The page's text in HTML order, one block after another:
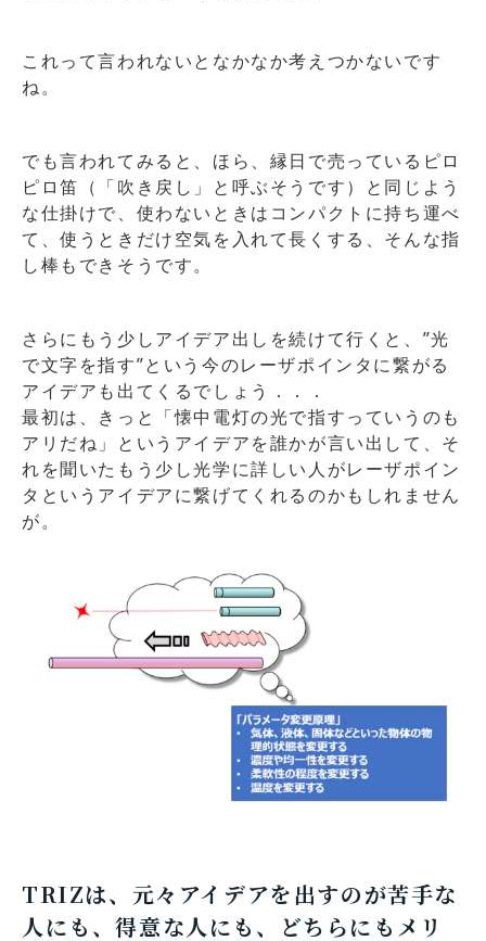
これって言われないとなかなか考えつかないです
ね。
でも言われてみると、ほら、縁日で売っているピロ
ピロ笛（「吹き戻し」と呼ぶそうです）と同じよう
な仕掛けで、使わないときはコンパクトに持ち運べ
て、使うときだけ空気を入れて長くする、そんな指
し棒もできそうです。
さらにもう少しアイデア出しを続けて行くと、”光
で文字を指す”という今のレーザポインタに繋がる
アイデアも出てくるでしょう．．．
最初は、きっと「懐中電灯の光で指すっていうのも
アリだね」というアイデアを誰かが言い出して、そ
れを聞いたもう少し光学に詳しい人がレーザポイン
タというアイデアに繋げてくれるのかもしれません
が。
TRIZは、元々アイデアを出すのが苦手な
人にも、得意な人にも、どちらにもメリ